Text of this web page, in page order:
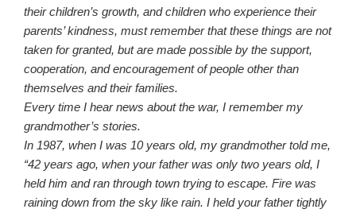
their children’s growth, and children who experience their
parents’ kindness, must remember that these things are not
taken for granted, but are made possible by the support,
cooperation, and encouragement of people other than
themselves and their families.
Every time I hear news about the war, I remember my
grandmother’s stories.
In 1987, when I was 10 years old, my grandmother told me,
“42 years ago, when your father was only two years old, I
held him and ran through town trying to escape. Fire was
raining down from the sky like rain. I held your father tightly